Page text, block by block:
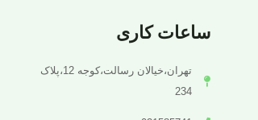
ساعات کاری
تهران،خیالان رسالت،کوجه 12،پلاک
234